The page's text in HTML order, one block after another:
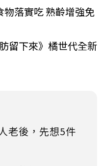
落實吃 熟齡增強免
留下來》橘世代全新
老後，先想5件